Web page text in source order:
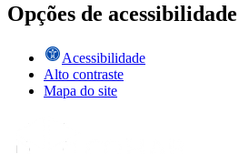
Opções de acessibilidade
Acessibilidade
Alto contraste
Mapa do site